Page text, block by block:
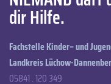
dir Hilfe.
Fachstelle Kinder– und
Landkreis Lüchow-
05841 . 120 349